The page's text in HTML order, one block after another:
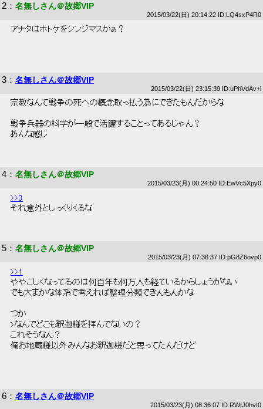
2 ： 名無しさん＠故郷VIP
2015/03/22(日) 20:14:22 ID:LQ4sxP4R0
アナタはホトケをシンジマスかぁ？
3 ： 名無しさん＠故郷VIP
2015/03/22(日) 23:15:39 ID:uPhVdAv+i
宗教なんて戦争の死への概念取っ払う為にできたもんだからな
戦争兵器の科学が一般で活躍することってあるじゃん？
あんな感じ
4 ： 名無しさん＠故郷VIP
2015/03/23(月) 00:24:50 ID:EwVc5Xpy0
>>3
それ意外としっくりくるな
5 ： 名無しさん＠故郷VIP
2015/03/23(月) 07:36:37 ID:pG8Z6ovp0
>>1
ややこしくなってるのは何百年も何万人も経ているからしょうがない
でも大まかな体系で考えれば整理分類できんもんかな
つか
>なんでどこも釈迦様を拝んでないの？
これそうなん？
俺お地蔵様以外みんなお釈迦様だと思ってたんだけど
6 ： 名無しさん＠故郷VIP
2015/03/23(月) 08:36:07 ID:RWtJ0hvI0